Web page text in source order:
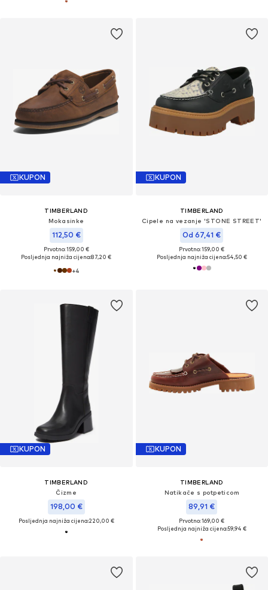
KUPON
TIMBERLAND
Mokasinke
112,50 €
Prvotno: 159,00 €
Posljednja najniža cijena:87,20 €
+4
KUPON
TIMBERLAND
Cipele na vezanje 'STONE STREET'
Od 67,41 €
Prvotno: 159,00 €
Posljednja najniža cijena:54,50 €
KUPON
TIMBERLAND
Čizme
198,00 €
Posljednja najniža cijena:220,00 €
KUPON
TIMBERLAND
Natikače s potpeticom
89,91 €
Prvotno: 169,00 €
Posljednja najniža cijena:59,94 €